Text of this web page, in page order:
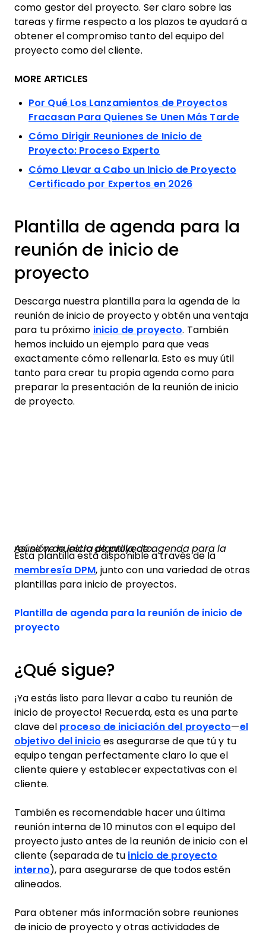
como gestor del proyecto. Ser claro sobre las
tareas y firme respecto a los plazos te ayudará a
obtener el compromiso tanto del equipo del
proyecto como del cliente.
MORE ARTICLES
Por Qué Los Lanzamientos de Proyectos
Fracasan Para Quienes Se Unen Más Tarde
Cómo Dirigir Reuniones de Inicio de
Proyecto: Proceso Experto
Cómo Llevar a Cabo un Inicio de Proyecto
Certificado por Expertos en 2026
Plantilla de agenda para la
reunión de inicio de
proyecto
Descarga nuestra plantilla para la agenda de la
reunión de inicio de proyecto y obtén una ventaja
para tu próximo inicio de proyecto. También
hemos incluido un ejemplo para que veas
exactamente cómo rellenarla. Esto es muy útil
tanto para crear tu propia agenda como para
preparar la presentación de la reunión de inicio
de proyecto.
Así se ve nuestra plantilla de agenda para la reunión de inicio de proyecto.
Esta plantilla está disponible a través de la
membresía DPM, junto con una variedad de otras
plantillas para inicio de proyectos.
Plantilla de agenda para la reunión de inicio de
proyecto
¿Qué sigue?
¡Ya estás listo para llevar a cabo tu reunión de
inicio de proyecto! Recuerda, esta es una parte
clave del proceso de iniciación del proyecto—el
objetivo del inicio es asegurarse de que tú y tu
equipo tengan perfectamente claro lo que el
cliente quiere y establecer expectativas con el
cliente.
También es recomendable hacer una última
reunión interna de 10 minutos con el equipo del
proyecto justo antes de la reunión de inicio con el
cliente (separada de tu inicio de proyecto
interno ), para asegurarse de que todos estén
alineados.
Para obtener más información sobre reuniones
de inicio de proyecto y otras actividades de